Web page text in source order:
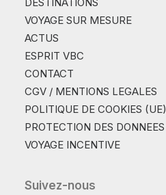
VOYAGE SUR MESURE
ACTUS
ESPRIT VBC
CONTACT
CGV / MENTIONS LEGALES
POLITIQUE DE COOKIES (UE)
PROTECTION DES DONNEES
VOYAGE INCENTIVE
Suivez-nous